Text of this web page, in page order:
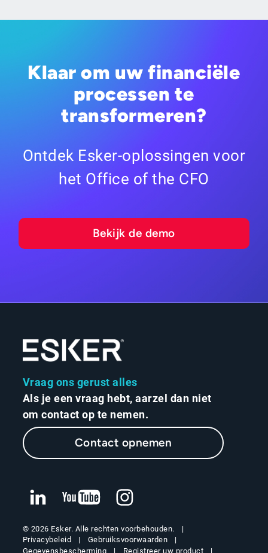
Klaar om uw financiële
processen te
transformeren?
Ontdek Esker-oplossingen voor
het Office of the CFO
Bekijk de demo
Vraag ons gerust alles
Als je een vraag hebt, aarzel dan niet
om contact op te nemen.
Contact opnemen
© 2026 Esker. Alle rechten voorbehouden.
Privacybeleid
Gebruiksvoorwaarden
Gegevensbescherming
Registreer uw product